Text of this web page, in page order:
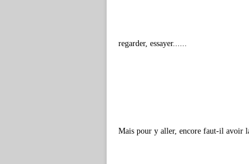
regarder, essayer......
Mais pour y aller, encore faut-il avoir